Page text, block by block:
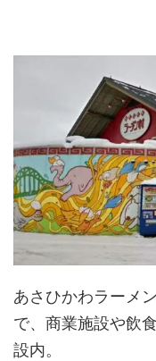
あさひかわラーメ
で、商業施設や飲
設内。